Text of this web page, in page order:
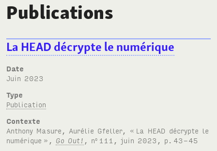
Publications
La HEAD décrypte le numérique
Date
juin 2023
Type
Publication
Contexte
Anthony Masure, Aurélie Gfeller, « La HEAD décrypte le
numérique », Go Out! , no 111, juin 2023, p.
43-45